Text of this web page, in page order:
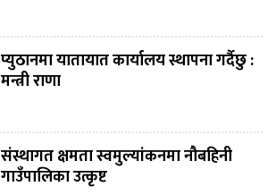
प्युठानमा यातायात कार्यालय स्थापना गर्दैछु :
मन्त्री राणा
संस्थागत क्षमता स्वमुल्यांकनमा नौबहिनी
गाउँपालिका उत्कृष्ट